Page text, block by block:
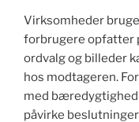
Virksomheder
forbrugere opfatter
ordvalg og billeder
hos modtageren.
med bæredygtighed
påvirke